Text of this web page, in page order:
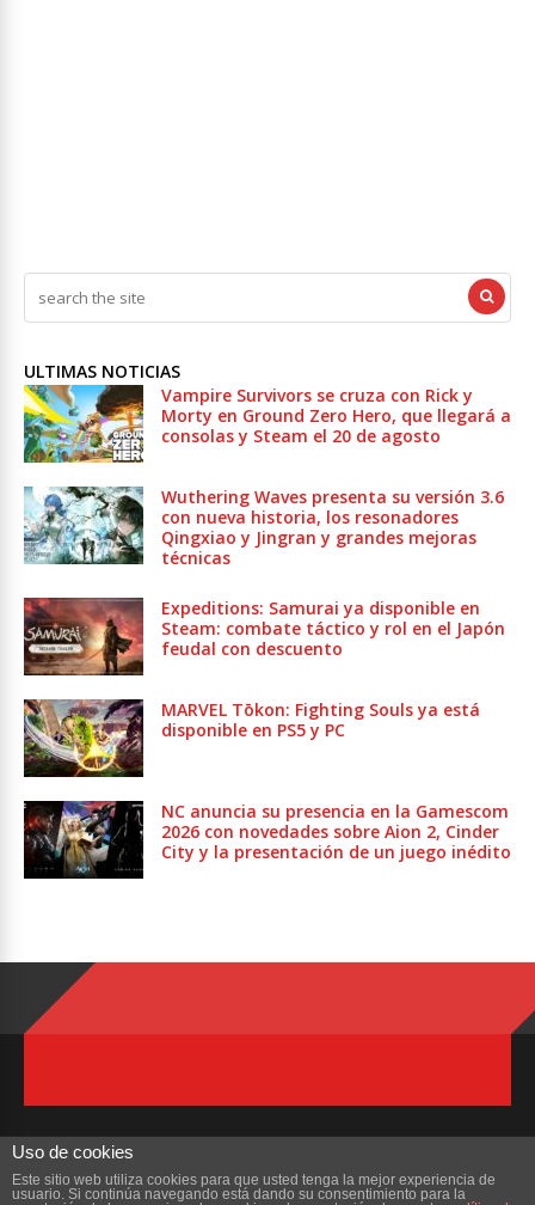
ULTIMAS NOTICIAS
Vampire Survivors se cruza con Rick y
Morty en Ground Zero Hero, que llegará a
consolas y Steam el 20 de agosto
Wuthering Waves presenta su versión 3.6
con nueva historia, los resonadores
Qingxiao y Jingran y grandes mejoras
técnicas
Expeditions: Samurai ya disponible en
Steam: combate táctico y rol en el Japón
feudal con descuento
MARVEL Tōkon: Fighting Souls ya está
disponible en PS5 y PC
NC anuncia su presencia en la Gamescom
2026 con novedades sobre Aion 2, Cinder
City y la presentación de un juego inédito
Uso de cookies
Este sitio web utiliza cookies para que usted tenga la mejor experiencia de
usuario. Si continúa navegando está dando su consentimiento para la